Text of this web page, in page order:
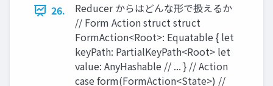
26.
Reducer からはどんな形で扱えるか
// Form Action struct struct
FormAction<Root>: Equatable { let
keyPath: PartialKeyPath<Root> let
value: AnyHashable // ... } // Action
case form(FormAction<State>) //